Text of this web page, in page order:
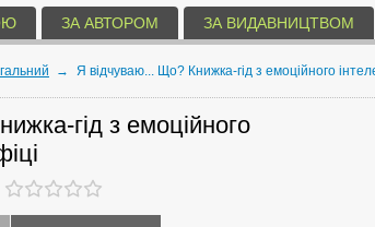
ЗА АВТОРОМ ЗА ВИДАВНИЦТВОМ
→ Я відчуваю... Що? Книжка-гід з емоційного
гід з емоційного